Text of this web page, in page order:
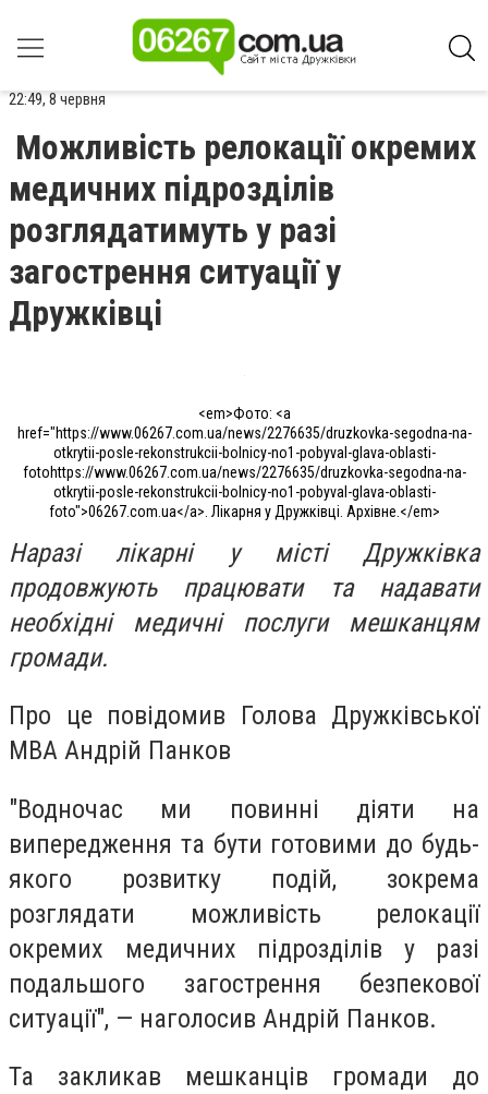
22:49, 8 червня
Можливість релокації окремих
медичних підрозділів
розглядатимуть у разі
загострення ситуації у
Дружківці
<em>Фото: <a
href="https://www.06267.com.ua/news/2276635/druzkovka-segodna-na-
otkrytii-posle-rekonstrukcii-bolnicy-no1-pobyval-glava-oblasti-
fotohttps://www.06267.com.ua/news/2276635/druzkovka-segodna-na-
otkrytii-posle-rekonstrukcii-bolnicy-no1-pobyval-glava-oblasti-
foto">06267.com.ua</a>. Лікарня у Дружківці. Архівне.</em>
Наразі лікарні у місті Дружківка
продовжують працювати та надавати
необхідні медичні послуги мешканцям
громади.
Про це повідомив Голова Дружківської
МВА Андрій Панков
"Водночас ми повинні діяти на
випередження та бути готовими до будь-
якого розвитку подій, зокрема
розглядати можливість релокації
окремих медичних підрозділів у разі
подальшого загострення безпекової
ситуації", — наголосив Андрій Панков.
Та закликав мешканців громади до